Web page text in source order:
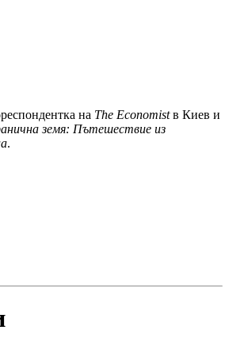
на The Economistв Киев и
земя: Пътешествие из
.